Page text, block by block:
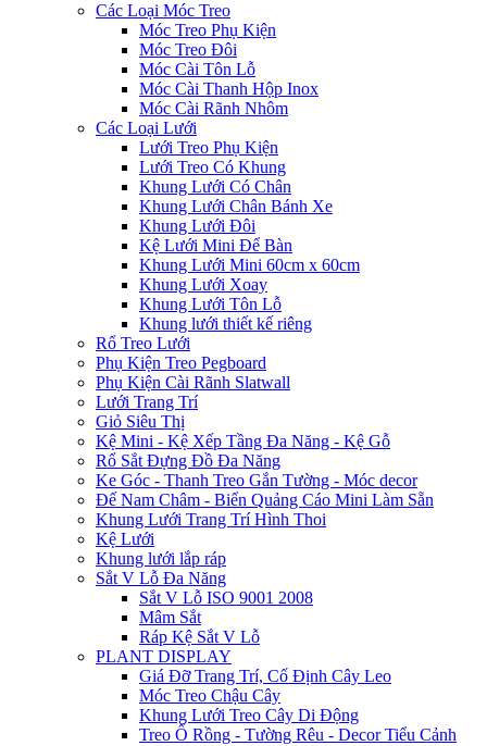
Các Loại Móc Treo
Móc Treo Phụ Kiện
Móc Treo Đôi
Móc Cài Tôn Lỗ
Móc Cài Thanh Hộp Inox
Móc Cài Rãnh Nhôm
Các Loại Lưới
Lưới Treo Phụ Kiện
Lưới Treo Có Khung
Khung Lưới Có Chân
Khung Lưới Chân Bánh Xe
Khung Lưới Đôi
Kệ Lưới Mini Để Bàn
Khung Lưới Mini 60cm x 60cm
Khung Lưới Xoay
Khung Lưới Tôn Lỗ
Khung lưới thiết kế riêng
Rổ Treo Lưới
Phụ Kiện Treo Pegboard
Phụ Kiện Cài Rãnh Slatwall
Lưới Trang Trí
Giỏ Siêu Thị
Kệ Mini - Kệ Xếp Tầng Đa Năng - Kệ Gỗ
Rổ Sắt Đựng Đồ Đa Năng
Ke Góc - Thanh Treo Gắn Tường - Móc decor
Đế Nam Châm - Biển Quảng Cáo Mini Làm Sẵn
Khung Lưới Trang Trí Hình Thoi
Kệ Lưới
Khung lưới lắp ráp
Sắt V Lỗ Đa Năng
Sắt V Lỗ ISO 9001 2008
Mâm Sắt
Ráp Kệ Sắt V Lỗ
PLANT DISPLAY
Giá Đỡ Trang Trí, Cố Định Cây Leo
Móc Treo Chậu Cây
Khung Lưới Treo Cây Di Động
Treo Ổ Rồng - Tường Rêu - Decor Tiểu Cảnh